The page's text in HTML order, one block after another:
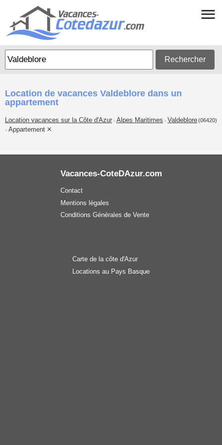
Rechercher
Location de vacances Valdeblore dans un
appartement
Location vacances sur la Côte d'Azur > Alpes Maritimes > Valdeblore(06420)
> Appartement
Vacances-CoteDAzur.com
Contact
Mentions légales
Conditions Générales de Vente
Carte de la côte d'Azur
Locations au Pays Basque